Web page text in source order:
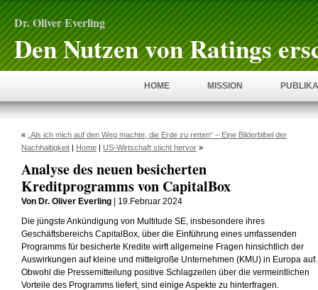
Dr. Oliver Everling
Den Nutzen von Ratings
HOME MISSION
« „Als ich mich auf den Weg machte, die Erde zu retten“ – Eine Bilderbibel der
Nachhaltigkeit | Home | US-Wirtschaft sticht hervor »
Analyse des neuen besicherten
Kreditprogramms von CapitalBox
Von Dr. Oliver Everling | 19.Februar 2024
Die jüngste Ankündigung von Multitude SE, insbesondere ihres
Geschäftsbereichs CapitalBox, über die Einführung eines umfassenden
Programms für besicherte Kredite wirft allgemeine Fragen hinsichtlich der
Auswirkungen auf kleine und mittelgroße Unternehmen (KMU) in Europa auf.
Obwohl die Pressemitteilung positive Schlagzeilen über die vermeintlichen
Vorteile des Programms liefert, sind einige Aspekte zu hinterfragen.